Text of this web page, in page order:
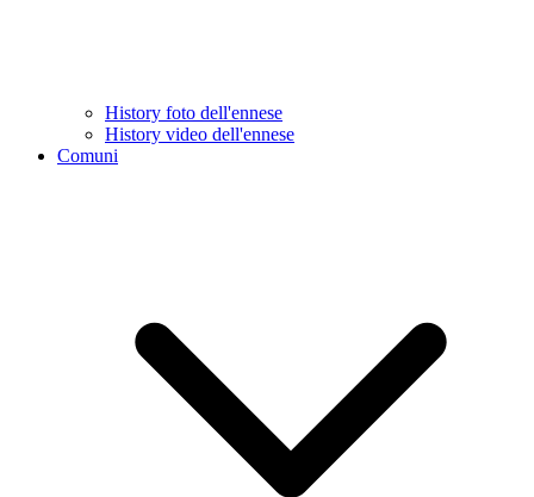
History foto dell'ennese
History video dell'ennese
Comuni